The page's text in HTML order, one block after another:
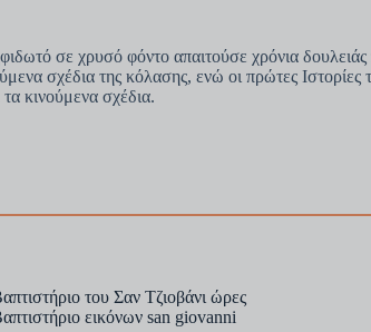
σε χρυσό φόντο απαιτούσε χρόνια δουλειάς
σχέδια της κόλασης, ενώ οι πρώτες
κινούμενα σχέδια.
του Σαν Τζιοβάνι ώρες
εικόνων san giovanni